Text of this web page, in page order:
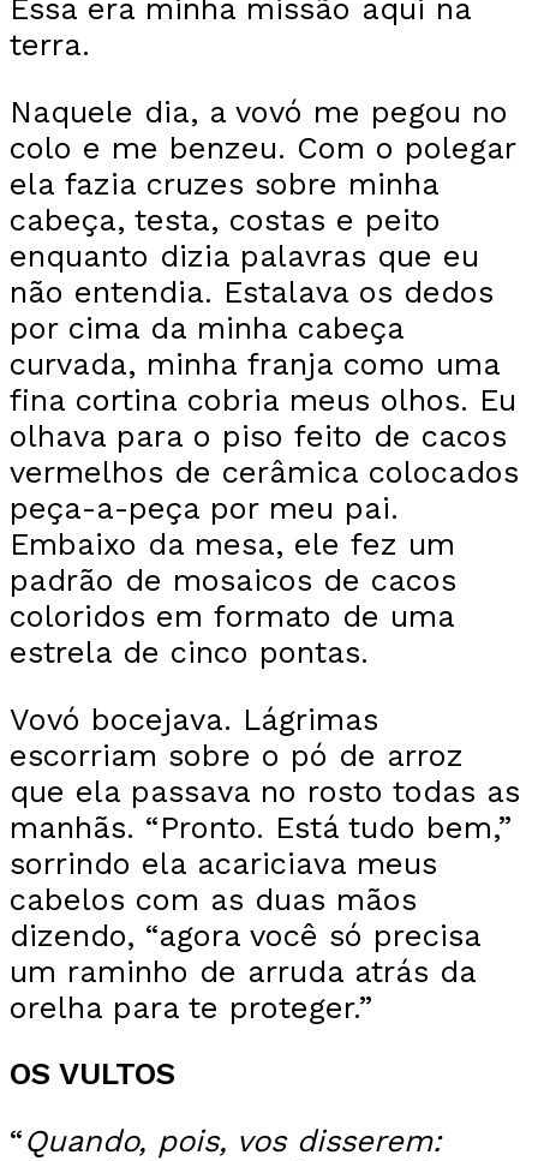
Essa era minha missão aqui na
terra.
Naquele dia, a vovó me pegou no
colo e me benzeu. Com o polegar
ela fazia cruzes sobre minha
cabeça, testa, costas e peito
enquanto dizia palavras que eu
não entendia. Estalava os dedos
por cima da minha cabeça
curvada, minha franja como uma
fina cortina cobria meus olhos. Eu
olhava para o piso feito de cacos
vermelhos de cerâmica colocados
peça-a-peça por meu pai.
Embaixo da mesa, ele fez um
padrão de mosaicos de cacos
coloridos em formato de uma
estrela de cinco pontas.
Vovó bocejava. Lágrimas
escorriam sobre o pó de arroz
que ela passava no rosto todas as
manhãs. “Pronto. Está tudo bem,”
sorrindo ela acariciava meus
cabelos com as duas mãos
dizendo, “agora você só precisa
um raminho de arruda atrás da
orelha para te proteger.”
OS VULTOS
“Quando, pois, vos disserem: